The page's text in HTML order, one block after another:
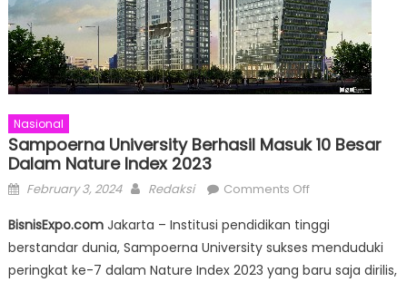
Nasional
Sampoerna University Berhasil Masuk 10 Besar
Dalam Nature Index 2023
Posted
February 3, 2024 Author
Redaksi Comments Offon
University
Berhasil
Masuk
BisnisExpo.comJakarta – Institusi pendidikan tinggi
berstandar dunia, Sampoerna University sukses menduduki
peringkat ke-7 dalam Nature Index 2023 yang baru saja dirilis,